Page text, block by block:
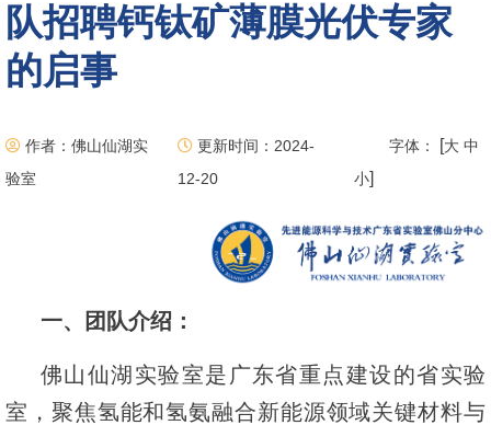
队招聘钙钛矿薄膜光伏专家
的启事
作者：佛山仙湖实
验室
更新时间：2024-
12-20
字体： [大 中
小]
一、团队介绍：
佛山仙湖实验室是广东省重点建设的省实验
室，聚焦氢能和氢氨融合新能源领域关键材料与